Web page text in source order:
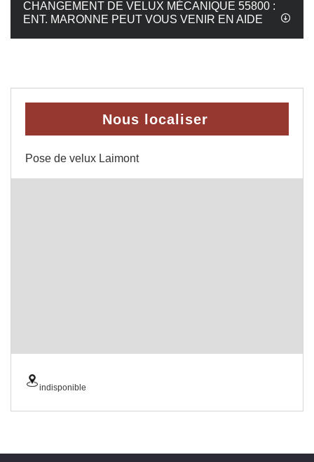
CHANGEMENT DE VELUX MÉCANIQUE 55800 :
ENT. MARONNE PEUT VOUS VENIR EN AIDE
Nous localiser
Pose de velux Laimont
indisponible